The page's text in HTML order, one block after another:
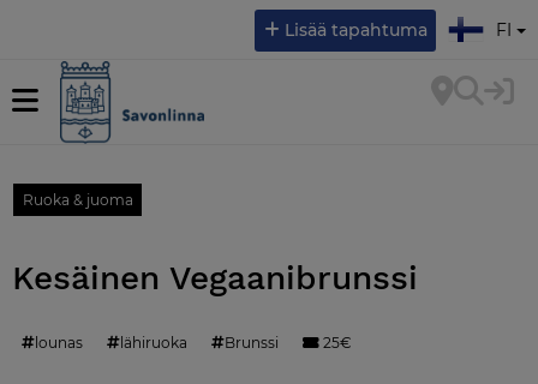
Lisää tapahtuma FI
Ruoka & juoma
Kesäinen Vegaanibrunssi
lounas lähiruoka Brunssi 25€